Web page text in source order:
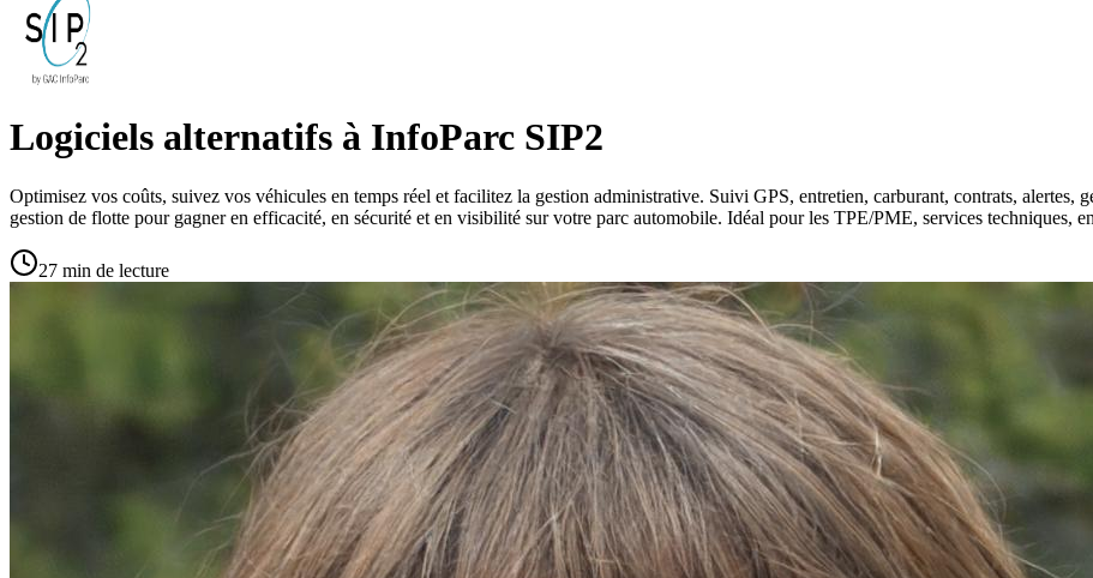
Logiciels alternatifs à InfoParc SIP2
Optimisez vos coûts, suivez vos véhicules en temps réel et facilitez la gestion administrative. Suivi GPS, entretien, carburant, contrats, alertes,
gestion de flotte pour gagner en efficacité, en sécurité et en visibilité sur votre parc automobile. Idéal pour les TPE/PME, services techniques,
27 min de lecture